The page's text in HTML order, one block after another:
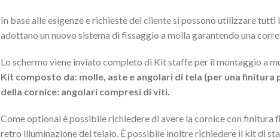
In base alle esigenze e richieste del cliente si possono utilizzare
adottano un nuovo sistema di fissaggio a molla garantendo una
Lo schermo viene inviato completo di Kit staffe per il montaggio a
Kit composto da: molle, aste e angolari di tela (per una finitura
della cornice: angolari compresi di viti.
Come optional è possibile richiedere di avere la cornice con finitura
retro illuminazione del telaio. È possibile inoltre richiedere il kit di